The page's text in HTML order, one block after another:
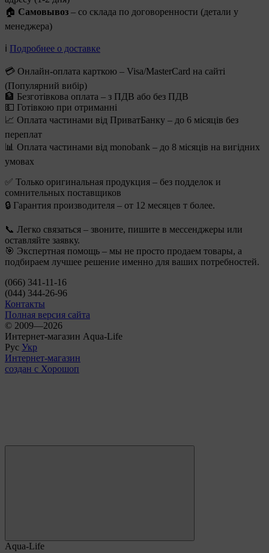
🏠 Самовывоз – со склада по договоренности (детали у
менеджера)
ℹ️ Подробнее о доставке
💳 Онлайн-оплата карткою – Visa/MasterCard на сайті
(Популярний вибір)
🏦 Безготівкова оплата – з ПДВ або без ПДВ
💵 Готівкою при отриманні
📈 Оплата частинами від ПриватБанку – до 6 місяців без
переплат
📊 Оплата частинами від monobank – до 8 місяців на вигідних
умовах
✅ Только оригинальная продукция – без подделок и
сомнительных поставщиков
🔒 Гарантия производителя – от 12 месяцев т более.
📞 Легко связаться – звоните, пишите в мессенджеры или
оставляйте заявку.
🎯 Экспертная помощь – мы не просто продаем товары, а
подбираем лучшее решение именно для ваших потребностей.
(066) 341-11-16
(044) 344-26-96
Контакты
Полная версия сайта
© 2009—2026
Интернет-магазин Aqua-Life
Рус Укр
Интернет-магазин
создан с Хорошоп
Aqua-Life